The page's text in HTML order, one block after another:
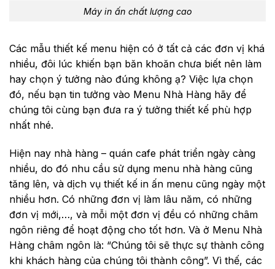
Máy in ấn chất lượng cao
Các mẫu thiết kế menu hiện có ở tất cả các đơn vị khá
nhiều, đôi lúc khiến bạn băn khoăn chưa biết nên làm
hay chọn ý tưởng nào đúng không ạ? Việc lựa chọn
đó, nếu bạn tin tưởng vào Menu Nhà Hàng hãy để
chúng tôi cùng bạn đưa ra ý tưởng thiết kế phù hợp
nhất nhé.
Hiện nay nhà hàng – quán cafe phát triển ngày càng
nhiều, do đó nhu cầu sử dụng menu nhà hàng cũng
tăng lên, và dịch vụ thiết kế in ấn menu cũng ngày một
nhiều hơn. Có những đơn vị làm lâu năm, có những
đơn vị mới,…, và mỗi một đơn vị đều có những châm
ngôn riêng để hoạt động cho tốt hơn. Và ở Menu Nhà
Hàng châm ngôn là: “Chúng tôi sẽ thực sự thành công
khi khách hàng của chúng tôi thành công”. Vì thế, các